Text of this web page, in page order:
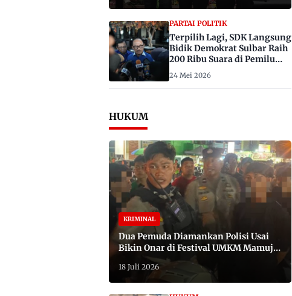
PARTAI POLITIK
Terpilih Lagi, SDK Langsung
Bidik Demokrat Sulbar Raih
200 Ribu Suara di Pemilu
2029
24 Mei 2026
HUKUM
KRIMINAL
Dua Pemuda Diamankan Polisi Usai
Bikin Onar di Festival UMKM Mamuju,
Satu Bawa Badik
18 Juli 2026